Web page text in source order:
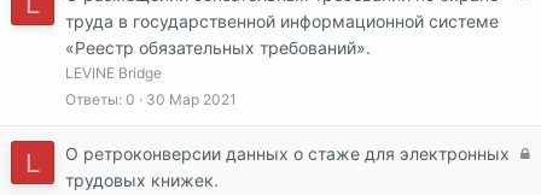
труда в государственной информационной системе
«Реестр обязательных требований».
LEVINE Bridge
Ответы 0 30 Мар 2021
L
З
О ретроконверсии данных о стаже для электронных
трудовых книжек.